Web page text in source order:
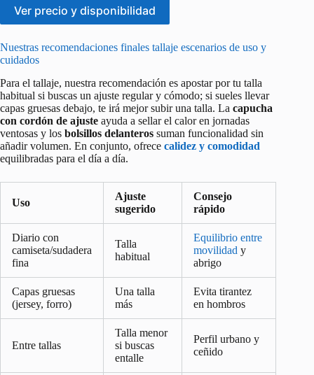
Ver precio y disponibilidad
Nuestras recomendaciones finales tallaje escenarios de uso y
cuidados
Para el tallaje, nuestra recomendación es apostar por tu talla
habitual si buscas un ajuste regular y cómodo; si sueles llevar
capas gruesas debajo, te irá mejor subir una talla. La capucha
con cordón de ajuste ayuda a sellar el calor en jornadas
ventosas y los bolsillos delanteros suman funcionalidad sin
añadir volumen. En conjunto, ofrece calidez y comodidad
equilibradas para el día a día.
Uso
Ajuste
sugerido
Consejo
rápido
Diario con
camiseta/sudadera
fina
Talla
habitual
Equilibrio entre
movilidad y
abrigo
Capas gruesas
(jersey, forro)
Una talla
más
Evita tirantez
en hombros
Entre tallas
Talla menor
si buscas
entalle
Perfil urbano y
ceñido